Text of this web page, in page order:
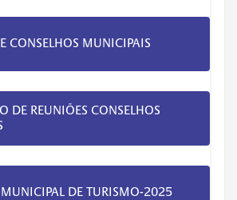
CONSELHOS MUNICIPAIS
DE REUNIÕES CONSELHOS
DE TURISMO-2025